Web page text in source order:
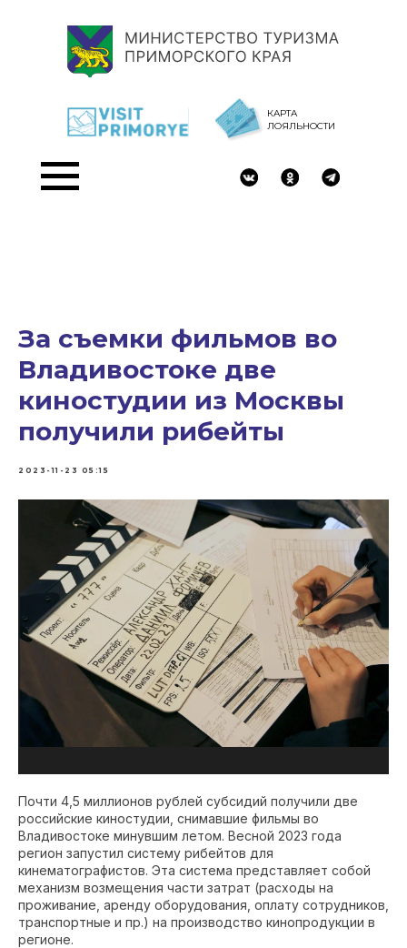
КАРТА
ЛОЯЛЬНОСТИ
За съемки фильмов во
Владивостоке две
киностудии из Москвы
получили рибейты
2023-11-23 05:15
Почти 4,5 миллионов рублей субсидий получили две
российские киностудии, снимавшие фильмы во
Владивостоке минувшим летом. Весной 2023 года
регион запустил систему рибейтов для
кинематографистов. Эта система представляет собой
механизм возмещения части затрат (расходы на
проживание, аренду оборудования, оплату сотрудников,
транспортные и пр.) на производство кинопродукции в
регионе.